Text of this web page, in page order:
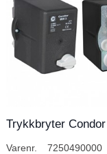
Trykkbryter
Varenr. 7250490000